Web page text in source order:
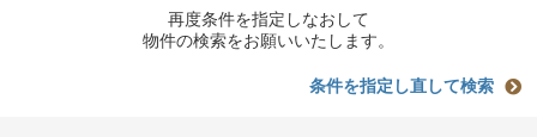
再度条件を指定しなおして
物件の検索をお願いいたします。
条件を指定し直して検索